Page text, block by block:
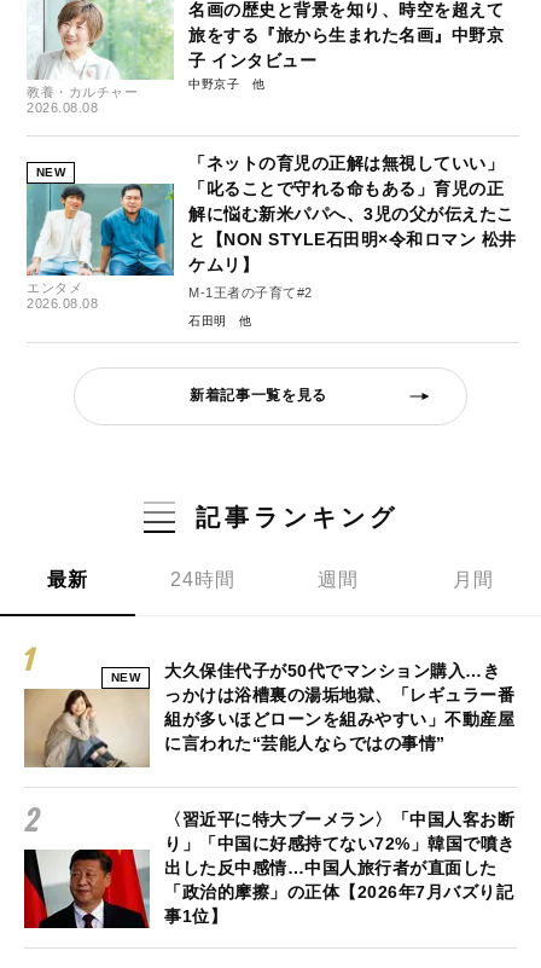
教養・カルチャー
2026.08.08
名画の歴史と背景を知り、時空を超えて
旅をする『旅から生まれた名画』中野京
子 インタビュー
中野京子
NEW
エンタメ
2026.08.08
「ネットの育児の正解は無視していい」
「叱ることで守れる命もある」育児の正
解に悩む新米パパへ、3児の父が伝えたこ
と【NON STYLE石田明×令和ロマン 松井
ケムリ】
M-1王者の子育て#2
石田明
新着記事一覧を見る
記事ランキング
最新 24時間 週間 月間
NEW
大久保佳代子が50代でマンション購入…き
っかけは浴槽裏の湯垢地獄、「レギュラー番
組が多いほどローンを組みやすい」不動産屋
に言われた“芸能人ならではの事情”
〈習近平に特大ブーメラン〉「中国人客お断
り」「中国に好感持てない72%」韓国で噴き
出した反中感情…中国人旅行者が直面した
「政治的摩擦」の正体【2026年7月バズり記
事1位】